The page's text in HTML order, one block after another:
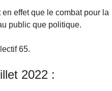
effet que le combat pour la
public que politique.
65.
2022 :